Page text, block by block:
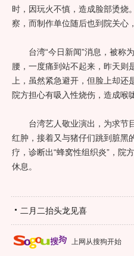
时，因玩火不慎，造成脸部烫烧
察，而制作单位随后也到院关心
台湾“今日新闻”消息，被称为
腰，一度痛到站不起来，昨天则
上，虽然紧急避开，但脸上却
院方担心有吸入性烧伤，造成喉
台湾艺人敬业演出，为求节目
红肿，接着又与猪仔们跳到脏黑
疗，诊断出“蜂窝性组织炎”，院
休息。
二月二抬头龙见喜
上网从搜狗开始